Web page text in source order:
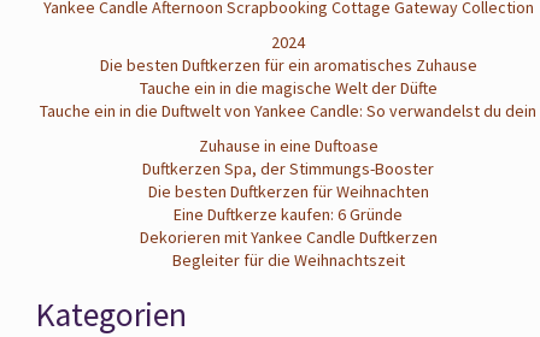
Yankee Candle Afternoon Scrapbooking Cottage Gateway Collection
2024
Die besten Duftkerzen für ein aromatisches Zuhause
Tauche ein in die magische Welt der Düfte
Tauche ein in die Duftwelt von Yankee Candle: So verwandelst du dein
Zuhause in eine Duftoase
Duftkerzen Spa, der Stimmungs-Booster
Die besten Duftkerzen für Weihnachten
Eine Duftkerze kaufen: 6 Gründe
Dekorieren mit Yankee Candle Duftkerzen
Begleiter für die Weihnachtszeit
Kategorien